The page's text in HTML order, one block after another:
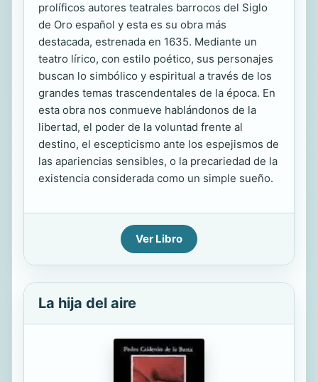
prolíficos autores teatrales barrocos del Siglo
de Oro español y esta es su obra más
destacada, estrenada en 1635. Mediante un
teatro lírico, con estilo poético, sus personajes
buscan lo simbólico y espiritual a través de los
grandes temas trascendentales de la época. En
esta obra nos conmueve hablándonos de la
libertad, el poder de la voluntad frente al
destino, el escepticismo ante los espejismos de
las apariencias sensibles, o la precariedad de la
existencia considerada como un simple sueño.
Ver Libro
La hija del aire